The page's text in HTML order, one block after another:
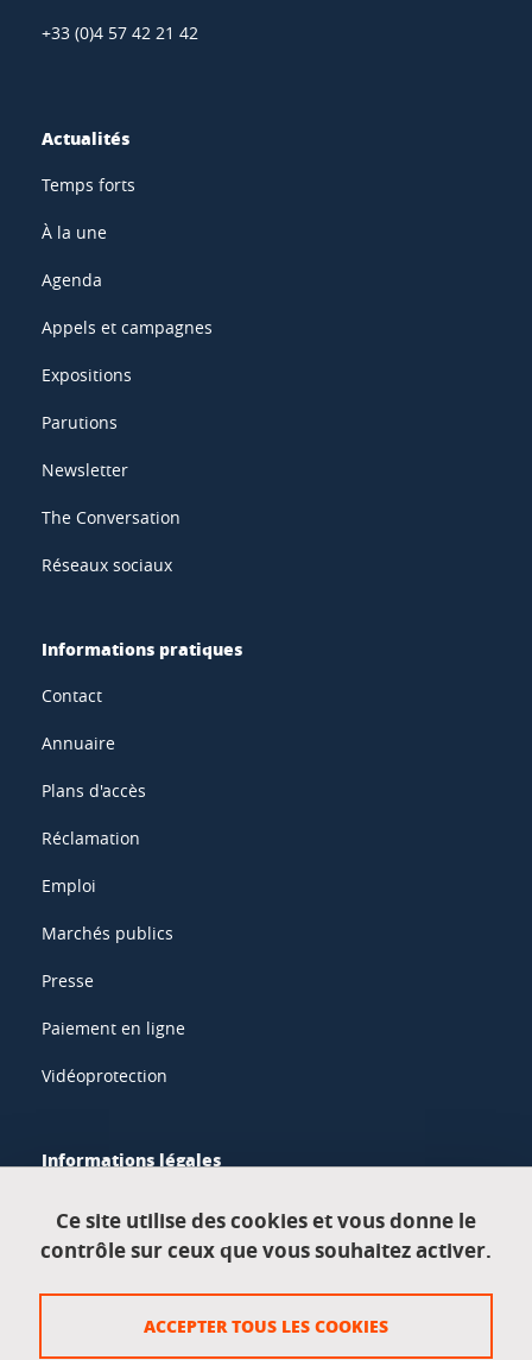
+33 (0)4 57 42 21 42
Actualités
Temps forts
À la une
Agenda
Appels et campagnes
Expositions
Parutions
Newsletter
The Conversation
Réseaux sociaux
Informations pratiques
Contact
Annuaire
Plans d'accès
Réclamation
Emploi
Marchés publics
Presse
Paiement en ligne
Vidéoprotection
Informations légales
Données personnelles
Crédits
Ce site utilise des cookies et vous donne le
contrôle sur ceux que vous souhaitez activer.
ACCEPTER TOUS LES COOKIES